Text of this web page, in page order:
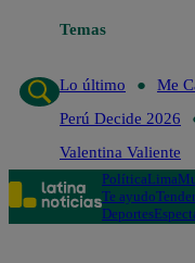
Temas
Lo último
Me
Perú Decide 2026
Valentina Valiente
PolíticaLima
Te ayudo
Deportes